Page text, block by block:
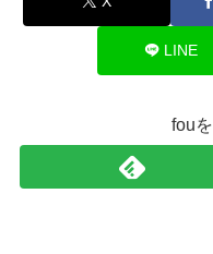
LINE
fou